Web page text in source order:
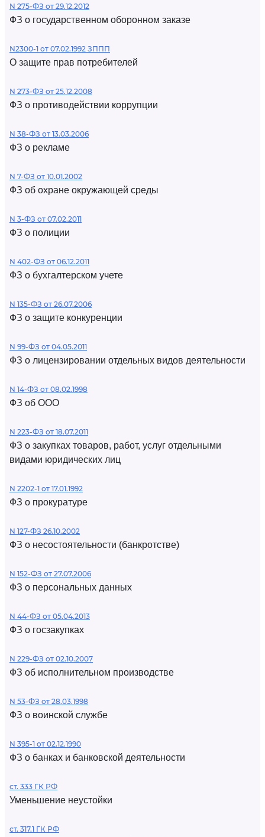
N 275-ФЗ от 29.12.2012
ФЗ о государственном оборонном заказе
N2300-1 от 07.02.1992 ЗППП
О защите прав потребителей
N 273-ФЗ от 25.12.2008
ФЗ о противодействии коррупции
N 38-ФЗ от 13.03.2006
ФЗ о рекламе
N 7-ФЗ от 10.01.2002
ФЗ об охране окружающей среды
N 3-ФЗ от 07.02.2011
ФЗ о полиции
N 402-ФЗ от 06.12.2011
ФЗ о бухгалтерском учете
N 135-ФЗ от 26.07.2006
ФЗ о защите конкуренции
N 99-ФЗ от 04.05.2011
ФЗ о лицензировании отдельных видов деятельности
N 14-ФЗ от 08.02.1998
ФЗ об ООО
N 223-ФЗ от 18.07.2011
ФЗ о закупках товаров, работ, услуг отдельными
видами юридических лиц
N 2202-1 от 17.01.1992
ФЗ о прокуратуре
N 127-ФЗ 26.10.2002
ФЗ о несостоятельности (банкротстве)
N 152-ФЗ от 27.07.2006
ФЗ о персональных данных
N 44-ФЗ от 05.04.2013
ФЗ о госзакупках
N 229-ФЗ от 02.10.2007
ФЗ об исполнительном производстве
N 53-ФЗ от 28.03.1998
ФЗ о воинской службе
N 395-1 от 02.12.1990
ФЗ о банках и банковской деятельности
ст. 333 ГК РФ
Уменьшение неустойки
ст. 317.1 ГК РФ